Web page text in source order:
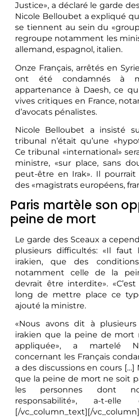
Justice», a déclaré le garde
Nicole Belloubet a expliqué
se tiennent au sein du
regroupe notamment les
allemand, espagnol, italien.
Onze Français, arrêtés en
ont été condamnés à
appartenance à Daesh, ce
vives critiques en France,
d’avocats pénalistes.
Nicole Belloubet a insisté
tribunal n’était qu’une
Ce tribunal «international»
ministre, «sur place, sans
peut-être en Irak». Il
des «magistrats européens,
Paris martèle son
peine de mort
Le garde des Sceaux a
plusieurs difficultés: «Il faut
irakien, que des
notamment celle de la
devrait être interdite».
long de mettre place ce
ajouté la ministre.
«Nous avons dit à plusieurs
irakien que la peine de mort
appliquée», a martelé
concernant les Français
a des discussions en cours […]
que la peine de mort ne soit
les personnes dont
responsabilité», a-t-elle
[/vc_column_text][/